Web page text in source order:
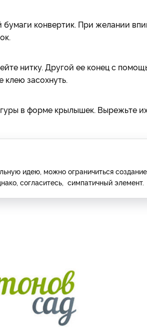
бумаги конвертик. При желании
нитку. Другой ее конец с
клею засохнуть.
в форме крылышек. Вырежьте
идею, можно ограничиться
согласитесь, симпатичный элемент.